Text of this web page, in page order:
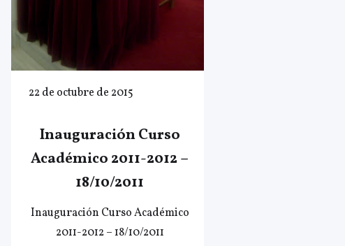
22 de octubre de 2015
Inauguración Curso
Académico 2011-2012 –
18/10/2011
Inauguración Curso Académico
2011-2012 – 18/10/2011